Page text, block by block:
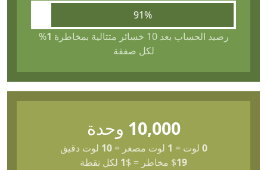
91%
رصيد الحساب بعد 10 خسائر متتالية بمخاطرة
1
%
لكل صفقة
10,000 وحدة
0 لوت=
1 لوت مصغر=
10 لوت دقيق
$19 مخاطر =
$
1 لكل نقطة